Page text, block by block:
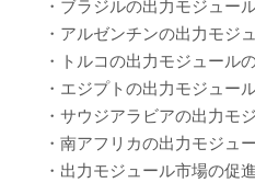
・ブラジルの出力モジュー
・アルゼンチンの出力モジ
・トルコの出力モジュール
・エジプトの出力モジュー
・サウジアラビアの出力モ
・南アフリカの出力モジュ
・出力モジュール市場の促